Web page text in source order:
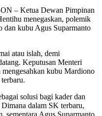
– Ketua Dewan Pimpinan
menegaskan, polemik
dan kubu Agus Suparmanto
atau islah, demi
Keputusan Menteri
kubu Mardiono
solusi bagi kader dan
dalam SK terbaru,
sementara Agus Suparmanto